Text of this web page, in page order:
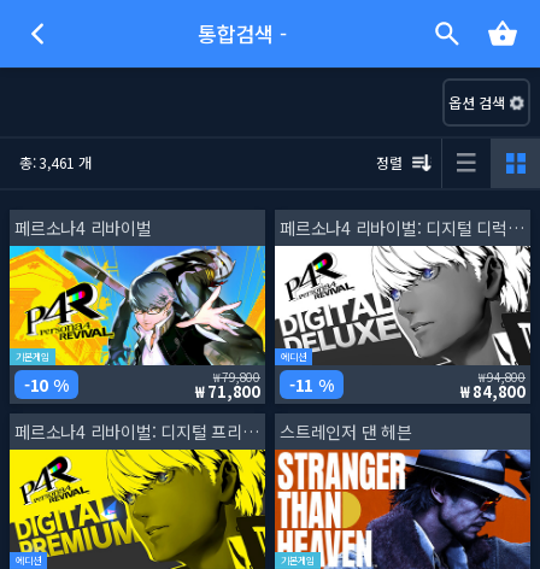
통합검색 -
옵션 검색
총: 3,461 개 정렬
페르소나4 리바이벌
기본게임
10 % 79,800
71,800
페르소나4 리바이벌: 디지털 디럭스 에디션
에디션
11 % 94,800
84,800
페르소나4 리바이벌: 디지털 프리미엄 에디션
에디션
스트레인저 댄 헤븐
기본게임